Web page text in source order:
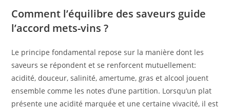
Comment l’équilibre des saveurs guide
l’accord mets-vins ?
Le principe fondamental repose sur la manière dont les
saveurs se répondent et se renforcent mutuellement:
acidité, douceur, salinité, amertume, gras et alcool jouent
ensemble comme les notes d’une partition. Lorsqu’un plat
présente une acidité marquée et une certaine vivacité, il est